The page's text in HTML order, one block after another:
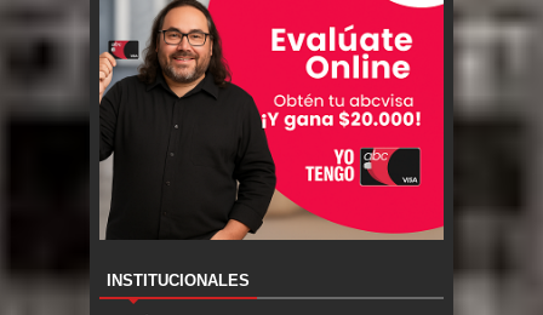
INSTITUCIONALES